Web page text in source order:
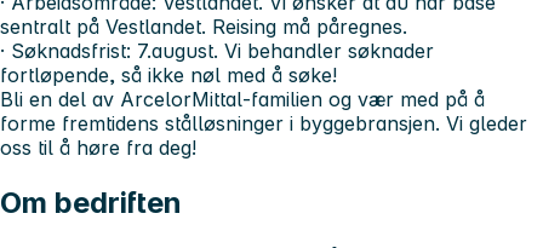
sentralt på Vestlandet. Reising må påregnes.
· Søknadsfrist: 7.august. Vi behandler søknader
fortløpende, så ikke nøl med å søke!
Bli en del av ArcelorMittal-familien og vær med på å
forme fremtidens stålløsninger i byggebransjen. Vi gleder
oss til å høre fra deg!
Om bedriften